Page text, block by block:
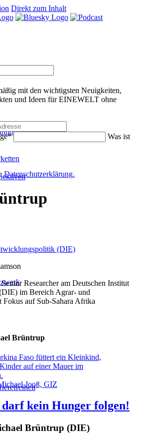
Direkt zum Inhalt
mit den wichtigsten Neuigkeiten,
und Ideen für EINEWELT ohne
*
Was ist
Datenschutzerklärung.
(DIE)
Researcher am Deutschen Institut
im Bereich Agrar- und
Fokus auf Sub-Sahara Afrika
Brüntrup
Jooß, GIZ
darf kein Hunger folgen!
Brüntrup (DIE)